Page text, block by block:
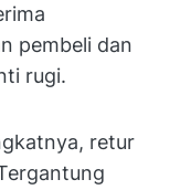
pembeli dan
rugi.
retur